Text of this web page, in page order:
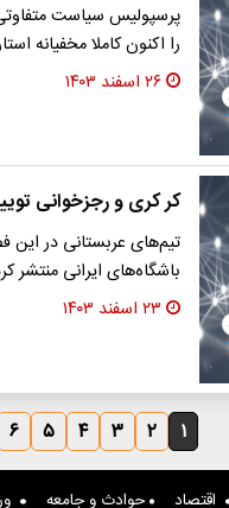
پرسپولیس سیاست
را اکنون کاملا مخفیانه
۲۶ اسفند ۱۴۰۳
کر کری و رجزخوانی
تیم‌های عربستانی در این
باشگاه‌های ایرانی منتشر
۲۳ اسفند ۱۴۰۳
۱ ۲ ۳ ۴ ۵ ۶
اقتصاد حوادث و جامعه